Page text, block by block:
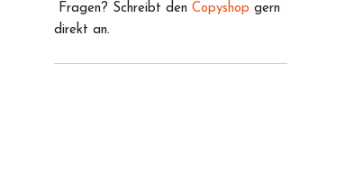
Fragen? Schreibt den Copyshop gern
direkt an.